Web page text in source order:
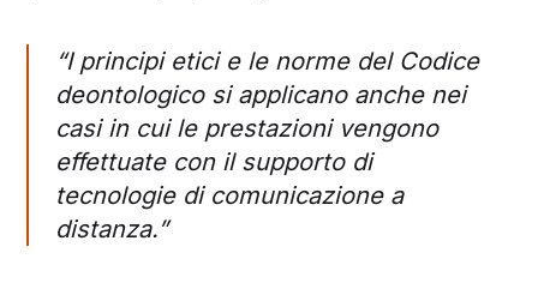
“I principi etici e le norme del Codice
deontologico si applicano anche nei
casi in cui le prestazioni vengono
effettuate con il supporto di
tecnologie di comunicazione a
distanza.”